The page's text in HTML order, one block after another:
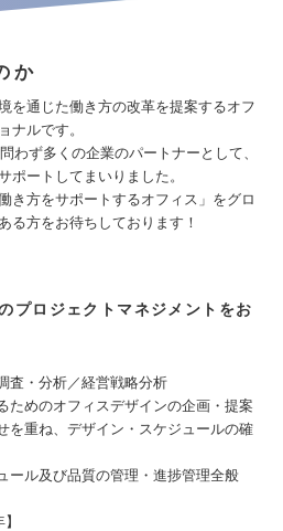
か
を通じた働き方の改革を提案するオフ
ナルです。
わず多くの企業のパートナーとして、
ポートしてまいりました。
き方をサポートするオフィス」をグロ
る方をお待ちしております！
プロジェクトマネジメントをお
査・分析／経営戦略分析
ためのオフィスデザインの企画・提案
を重ね、デザイン・スケジュールの確
ール及び品質の管理・進捗管理全般